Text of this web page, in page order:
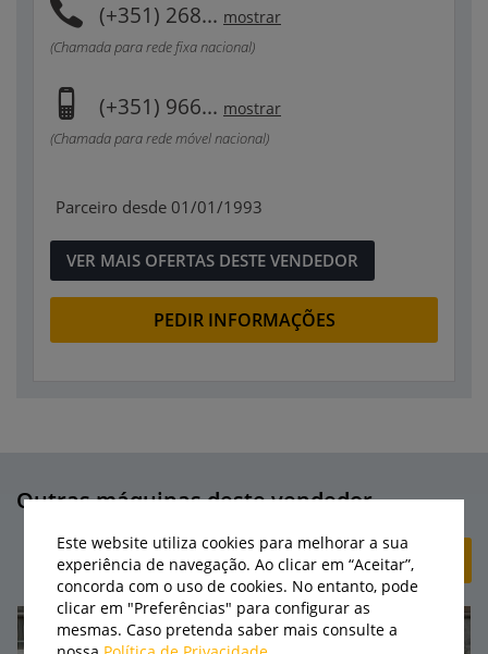
(+351) 268... mostrar
(Chamada para rede fixa nacional)
(+351) 966... mostrar
(Chamada para rede móvel nacional)
Parceiro desde 01/01/1993
VER MAIS OFERTAS DESTE VENDEDOR
PEDIR INFORMAÇÕES
Outras máquinas deste vendedor
+ CRIAR ANÚNCIO
Este website utiliza cookies para melhorar a sua
experiência de navegação. Ao clicar em “Aceitar”,
concorda com o uso de cookies. No entanto, pode
clicar em "Preferências" para configurar as
mesmas. Caso pretenda saber mais consulte a